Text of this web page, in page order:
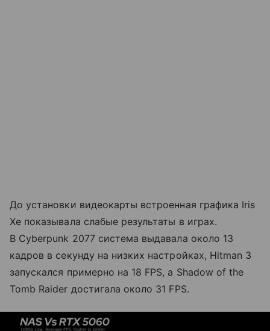
До установки видеокарты встроенная графика Iris
Xe показывала слабые результаты в играх.
В Cyberpunk 2077 система выдавала около 13
кадров в секунду на низких настройках, Hitman 3
запускался примерно на 18 FPS, а Shadow of the
Tomb Raider достигала около 31 FPS.